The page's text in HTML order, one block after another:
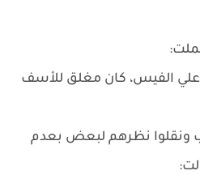
علي الفيس، كان مغلق للأسف
ونقلوا نظرهم لبعض بعدم